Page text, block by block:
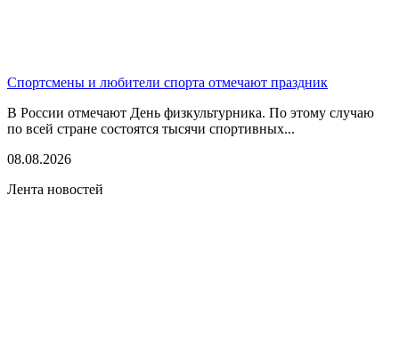
Спортсмены и любители спорта отмечают праздник
В России отмечают День физкультурника. По этому случаю
по всей стране состоятся тысячи спортивных...
08.08.2026
Лента новостей